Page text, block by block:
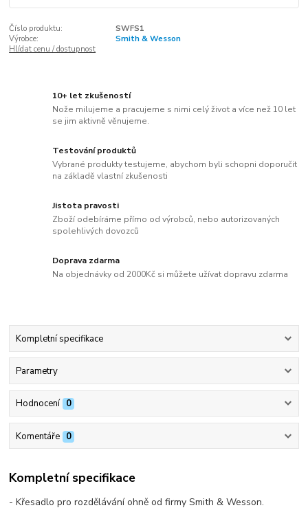
Číslo produktu:
SWFS1
Výrobce:
Smith & Wesson
Hlídat cenu / dostupnost
10+ let zkušeností
Nože milujeme a pracujeme s nimi celý život a více než 10 let
se jim aktivně věnujeme.
Testování produktů
Vybrané produkty testujeme, abychom byli schopni doporučit
na základě vlastní zkušenosti
Jistota pravosti
Zboží odebíráme přímo od výrobců, nebo autorizovaných
spolehlivých dovozců
Doprava zdarma
Na objednávky od 2000Kč si můžete užívat dopravu zdarma
Kompletní specifikace
Parametry
Hodnocení 0
Komentáře 0
Kompletní specifikace
- Křesadlo pro rozdělávání ohně od firmy Smith & Wesson.